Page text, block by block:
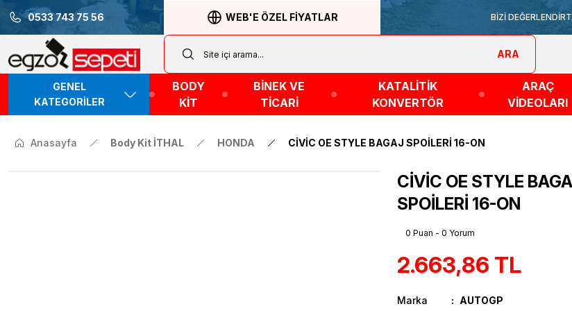
0533 743 75 56 WEB'E ÖZEL FİYATLAR BİZİ DEĞERLENDİR
ARA
GENEL
KATEGORİLER
BODY
KİT
BİNEK VE
TİCARİ
KATALİTİK
KONVERTÖR
ARAÇ
VİDEOLARI
Anasayfa Body Kit İTHAL HONDA CİVİC OE STYLE BAGAJ SPOİLERİ 16-ON
CİVİC OE STYLE
SPOİLERİ 16-ON
0 Puan - 0 Yorum
2.663,86 TL
Marka AUTOGP